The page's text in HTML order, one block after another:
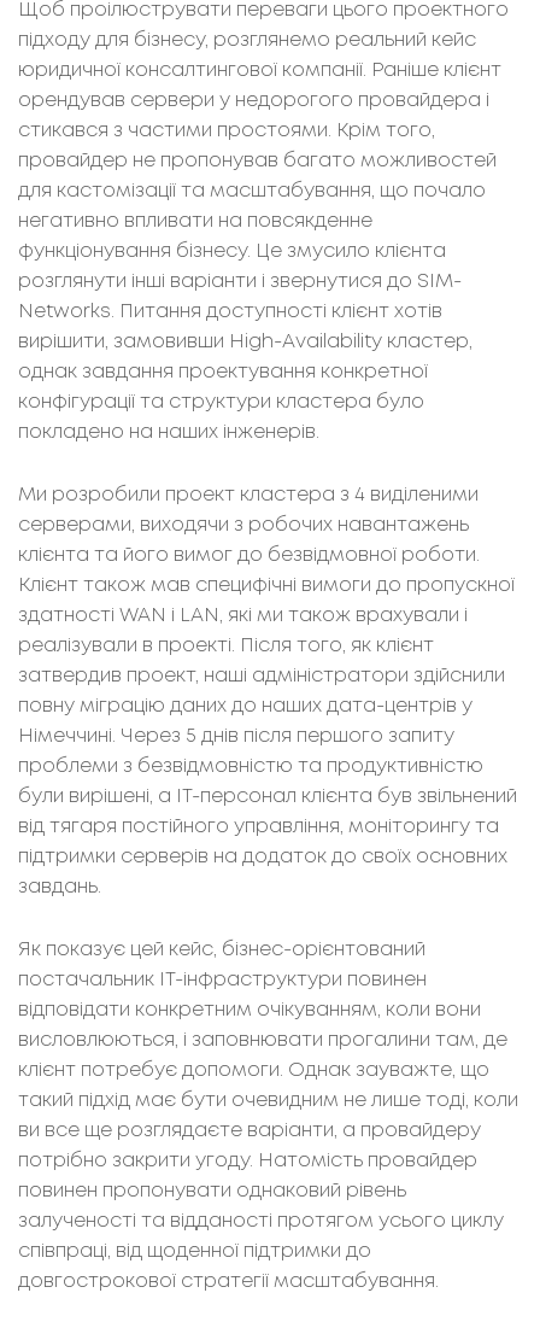
Щоб проілюструвати переваги цього проектного
підходу для бізнесу, розглянемо реальний кейс
юридичної консалтингової компанії. Раніше клієнт
орендував сервери у недорогого провайдера і
стикався з частими простоями. Крім того,
провайдер не пропонував багато можливостей
для кастомізації та масштабування, що почало
негативно впливати на повсякденне
функціонування бізнесу. Це змусило клієнта
розглянути інші варіанти і звернутися до SIM-
Networks. Питання доступності клієнт хотів
вирішити, замовивши High-Availability кластер,
однак завдання проектування конкретної
конфігурації та структури кластера було
покладено на наших інженерів.
Ми розробили проект кластера з 4 виділеними
серверами, виходячи з робочих навантажень
клієнта та його вимог до безвідмовної роботи.
Клієнт також мав специфічні вимоги до пропускної
здатності WAN і LAN, які ми також врахували і
реалізували в проекті. Після того, як клієнт
затвердив проект, наші адміністратори здійснили
повну міграцію даних до наших дата-центрів у
Німеччині. Через 5 днів після першого запиту
проблеми з безвідмовністю та продуктивністю
були вирішені, а ІТ-персонал клієнта був звільнений
від тягаря постійного управління, моніторингу та
підтримки серверів на додаток до своїх основних
завдань.
Як показує цей кейс, бізнес-орієнтований
постачальник ІТ-інфраструктури повинен
відповідати конкретним очікуванням, коли вони
висловлюються, і заповнювати прогалини там, де
клієнт потребує допомоги. Однак зауважте, що
такий підхід має бути очевидним не лише тоді, коли
ви все ще розглядаєте варіанти, а провайдеру
потрібно закрити угоду. Натомість провайдер
повинен пропонувати однаковий рівень
залученості та відданості протягом усього циклу
співпраці, від щоденної підтримки до
довгострокової стратегії масштабування.